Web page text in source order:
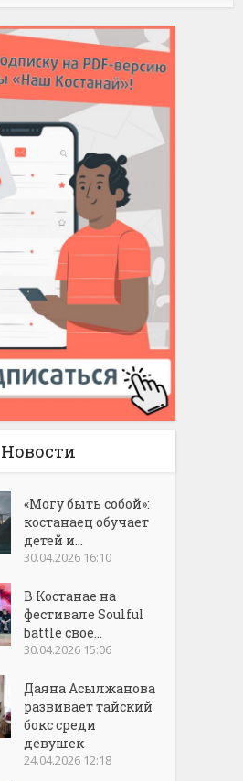
Новости
«Могу быть собой»:
костанаец обучает
детей и...
30.04.2026 16:10
В Костанае на
фестивале Soulful
battle свое...
30.04.2026 15:06
Даяна Асылжанова
развивает тайский
бокс среди
девушек
24.04.2026 12:18